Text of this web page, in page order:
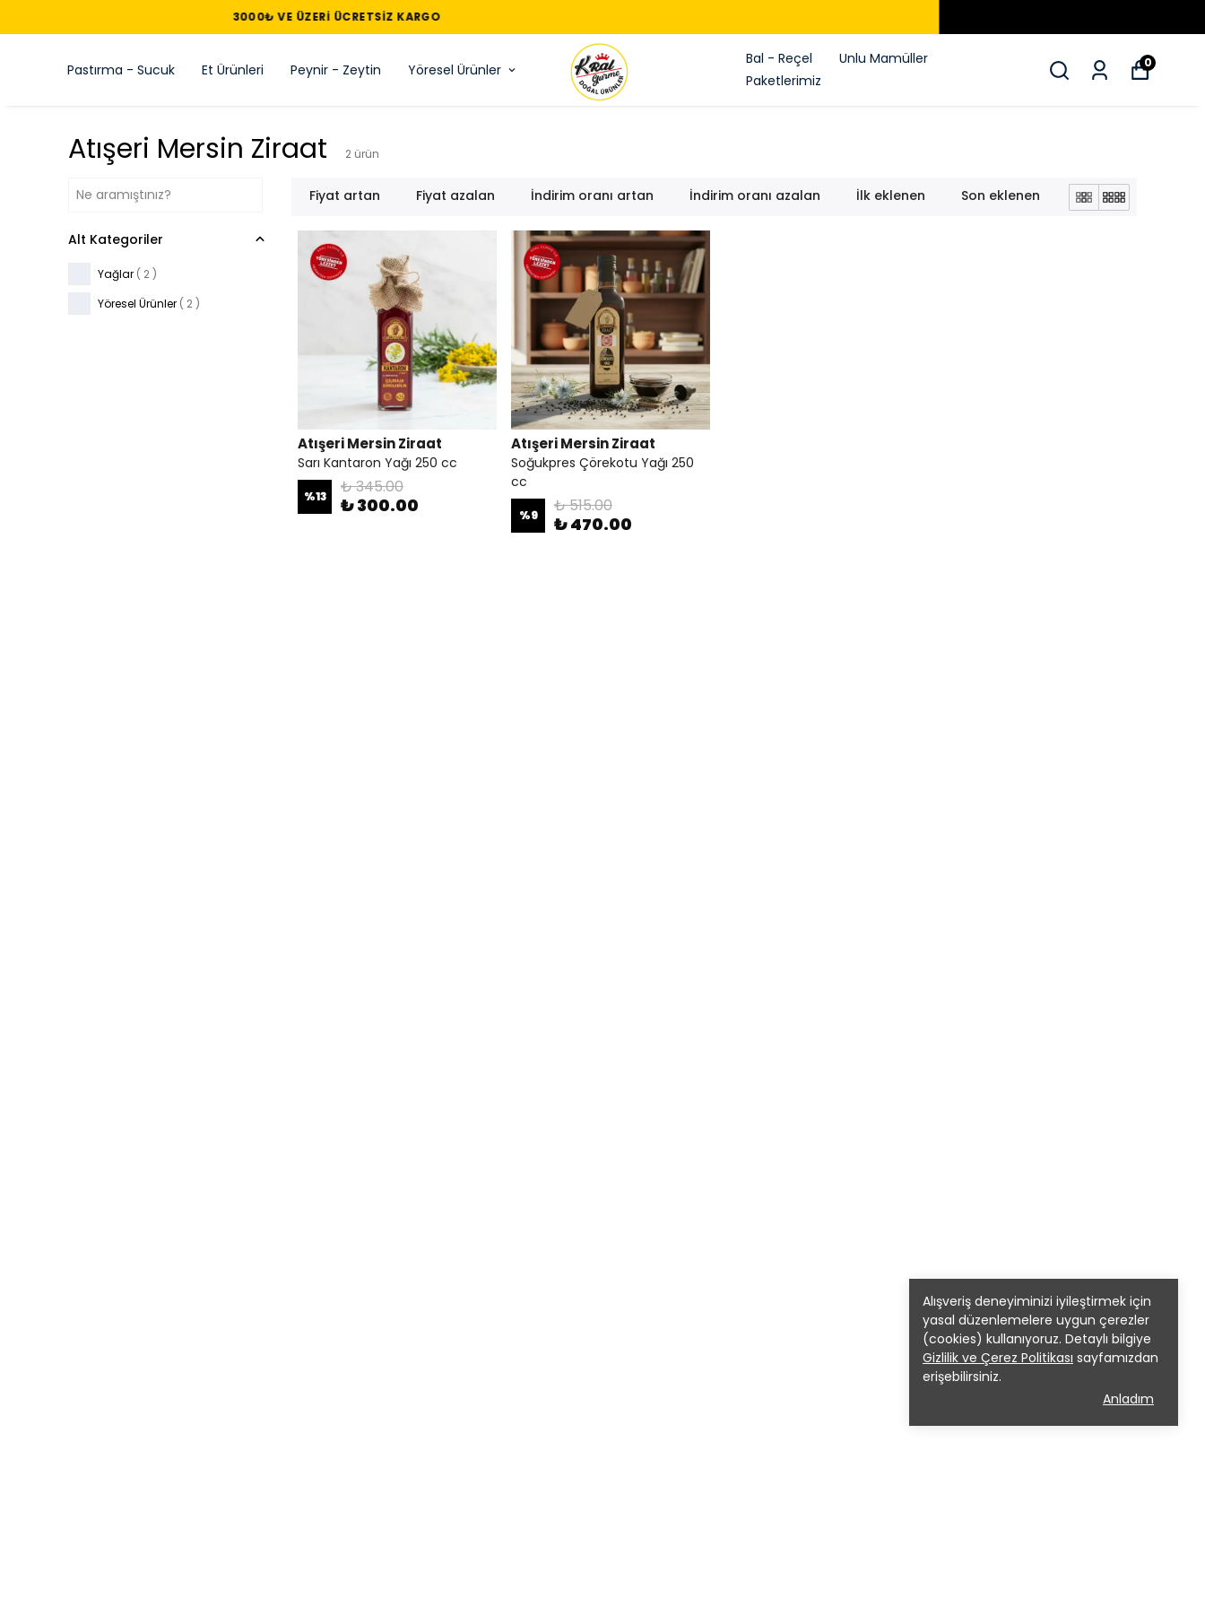
Pastırma - Sucuk Et Ürünleri Peynir - Zeytin Yöresel Ürünler
Bal - Reçel
Unlu Mamüller
Paketlerimiz
0
Alışveriş deneyiminizi iyileştirmek için
yasal düzenlemelere uygun çerezler
(cookies) kullanıyoruz. Detaylı bilgiye
Gizlilik ve Çerez Politikası sayfamızdan
erişebilirsiniz.
Anladım
Atışeri Mersin Ziraat 2 ürün
Fiyat artan Fiyat azalan İndirim oranı artan İndirim oranı azalan İlk eklenen Son eklenen
Alt Kategoriler
Yağlar ( 2 )
Yöresel Ürünler ( 2 )
Atışeri Mersin Ziraat
Sarı Kantaron Yağı 250 cc
%13 ₺ 345.00
₺ 300.00
Atışeri Mersin Ziraat
Soğukpres Çörekotu Yağı 250
cc
%9 ₺ 515.00
₺ 470.00